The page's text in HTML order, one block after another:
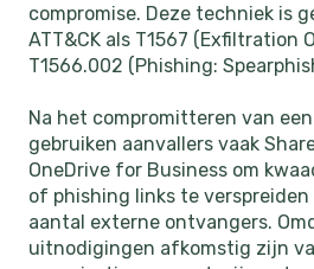
compromise. Deze techniek is
ATT&CK als T1567 (Exfiltration
T1566.002 (Phishing:
Na het compromitteren van
gebruiken aanvallers vaak
OneDrive for Business om
of phishing links te verspreiden
aantal externe ontvangers.
uitnodigingen afkomstig zijn